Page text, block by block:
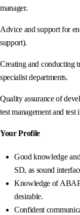
manager.
Advice and support for
support).
Creating and conducting
specialist departments.
Quality assurance of
test management and test
Your Profile
Good knowledge
SD, as sound
Knowledge of
desirable.
Confident